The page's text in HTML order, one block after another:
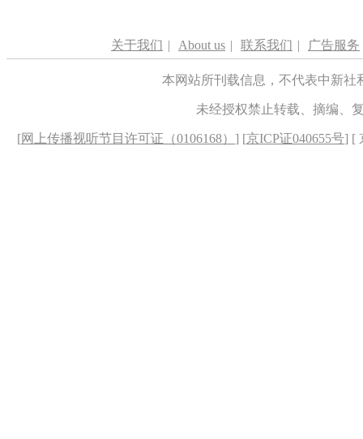
关于我们 | About us | 联系我们 | 广告服务
本网站所刊载信息，不代表中新
未经授权禁止转载、摘编、
[网上传播视听节目许可证（0106168） ] [京ICP证040655号] [